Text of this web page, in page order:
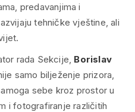
predavanjima i
tehničke vještine, ali
rada Sekcije, Borislav
samo bilježenje prizora,
sebe kroz prostor u
i fotografiranje različitih